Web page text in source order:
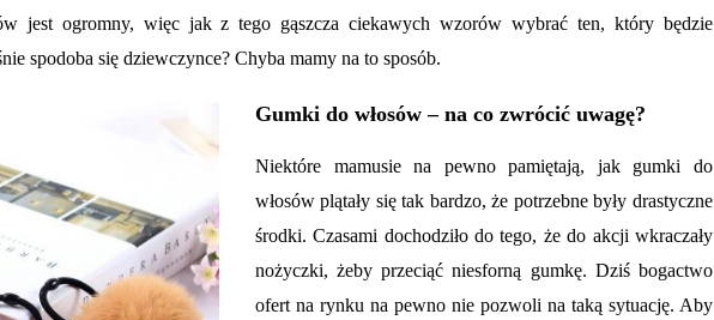
jest ogromny, więc jak z tego gąszcza ciekawych wzorów wybrać ten, który będzie
spodoba się dziewczynce? Chyba mamy na to sposób.
Gumki do włosów – na co zwrócić uwagę?
Niektóre mamusie na pewno pamiętają, jak gumki do
włosów plątały się tak bardzo, że potrzebne były drastyczne
środki. Czasami dochodziło do tego, że do akcji wkraczały
nożyczki, żeby przeciąć niesforną gumkę. Dziś bogactwo
ofert na rynku na pewno nie pozwoli na taką sytuację. Aby